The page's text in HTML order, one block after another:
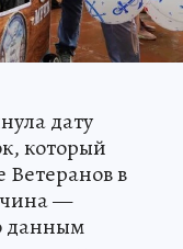
дату
который
Ветеранов в
—
данным